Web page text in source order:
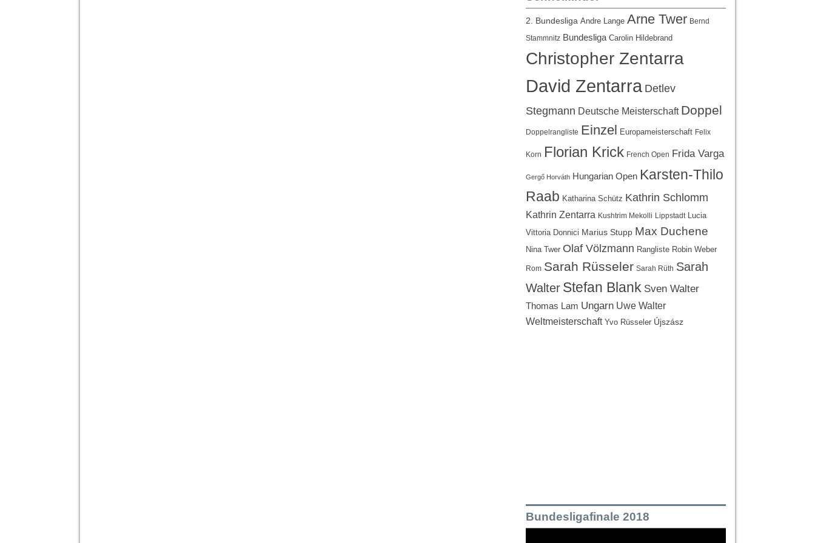
2. Bundesliga Andre Lange Arne Twer Bernd
Stammnitz Bundesliga Carolin Hildebrand
Christopher Zentarra
David Zentarra Detlev
Stegmann Deutsche Meisterschaft Doppel
Doppelrangliste Einzel Europameisterschaft Felix
Korn Florian Krick French Open Frida Varga
Gergő Horváth Hungarian Open Karsten-Thilo
Raab Katharina Schütz Kathrin Schlomm
Kathrin Zentarra Kushtrim Mekolli Lippstadt
Lucia
Vittoria Donnici Marius Stupp Max Duchene
Nina Twer Olaf Völzmann Rangliste Robin Weber
Rom Sarah Rüsseler Sarah Rüth Sarah
Walter Stefan Blank Sven Walter
Thomas Lam Ungarn Uwe Walter
Weltmeisterschaft Yvo Rüsseler Újszász
Bundesligafinale 2018